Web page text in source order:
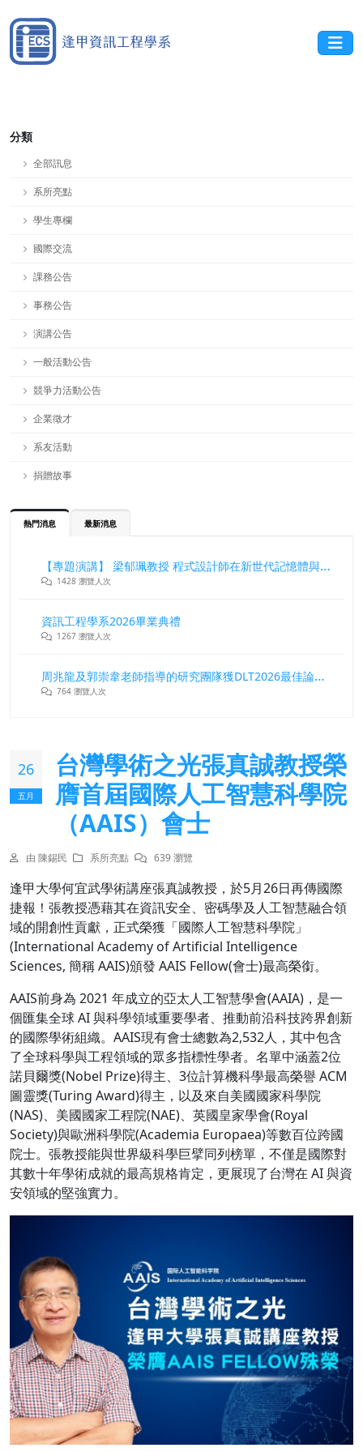
分類
全部訊息
系所亮點
學生專欄
國際交流
課務公告
事務公告
演講公告
一般活動公告
競爭力活動公告
企業徵才
系友活動
捐贈故事
熱門消息 最新消息
【專題演講】 梁郁珮教授 程式設計師在新世代記憶體與儲存系統中的角色與挑戰
1428 瀏覽人次
資訊工程學系2026畢業典禮
1267 瀏覽人次
周兆龍及郭崇韋老師指導的研究團隊獲DLT2026最佳論文獎
764 瀏覽人次
26
五月
台灣學術之光張真誠教授榮
膺首屆國際人工智慧科學院
（AAIS）會士
由 陳錫民 系所亮點 639 瀏覽
逢甲大學何宜武學術講座張真誠教授，於5月26日再傳國際
捷報！張教授憑藉其在資訊安全、密碼學及人工智慧融合領
域的開創性貢獻，正式榮獲「國際人工智慧科學院」
(International Academy of Artificial Intelligence
Sciences, 簡稱 AAIS)頒發 AAIS Fellow(會士)最高榮銜。
AAIS前身為 2021 年成立的亞太人工智慧學會(AAIA)，是一
個匯集全球 AI 與科學領域重要學者、推動前沿科技跨界創新
的國際學術組織。AAIS現有會士總數為2,532人，其中包含
了全球科學與工程領域的眾多指標性學者。名單中涵蓋2位
諾貝爾獎(Nobel Prize)得主、3位計算機科學最高榮譽 ACM
圖靈獎(Turing Award)得主，以及來自美國國家科學院
(NAS)、美國國家工程院(NAE)、英國皇家學會(Royal
Society)與歐洲科學院(Academia Europaea)等數百位跨國
院士。張教授能與世界級科學巨擘同列榜單，不僅是國際對
其數十年學術成就的最高規格肯定，更展現了台灣在 AI 與資
安領域的堅強實力。